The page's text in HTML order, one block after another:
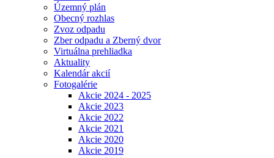
Územný plán
Obecný rozhlas
Zvoz odpadu
Zber odpadu a Zberný dvor
Virtuálna prehliadka
Aktuality
Kalendár akcií
Fotogalérie
Akcie 2024 - 2025
Akcie 2023
Akcie 2022
Akcie 2021
Akcie 2020
Akcie 2019